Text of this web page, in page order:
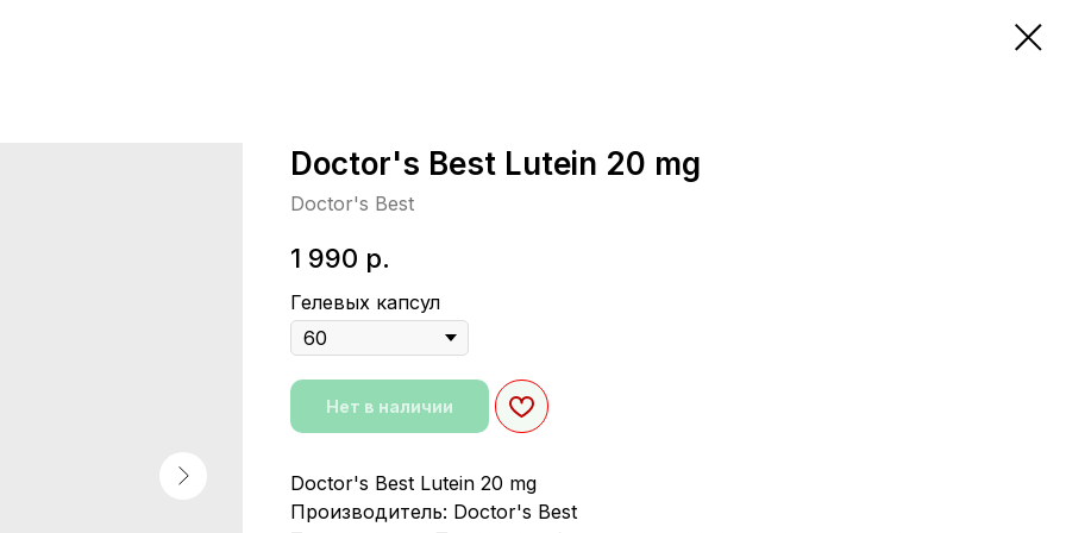
Doctor's Best Lutein 20 mg
Doctor's Best
1 990 р.
Гелевых капсул
Нет в наличии
Doctor's Best Lutein 20 mg
Производитель: Doctor's Best